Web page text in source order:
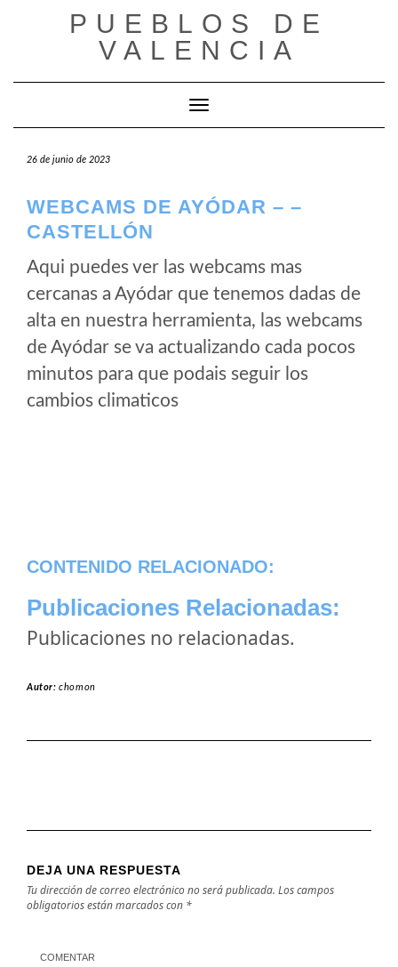
PUEBLOS DE
VALENCIA
Cambiar modo de navegación
26 de junio de 2023
WEBCAMS DE AYÓDAR – –
CASTELLÓN
Aqui puedes ver las webcams mas
cercanas a Ayódar que tenemos dadas de
alta en nuestra herramienta, las webcams
de Ayódar se va actualizando cada pocos
minutos para que podais seguir los
cambios climaticos
CONTENIDO RELACIONADO:
Publicaciones Relacionadas:
Publicaciones no relacionadas.
Autor:chomon
DEJA UNA RESPUESTA
Tu dirección de correo electrónico no será publicada. Los campos
obligatorios están marcados con *
COMENTAR